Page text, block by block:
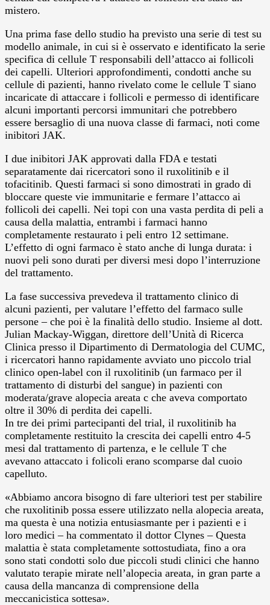
mistero.
Una prima fase dello studio ha previsto una serie di test su
modello animale, in cui si è osservato e identificato la serie
specifica di cellule T responsabili dell’attacco ai follicoli
dei capelli. Ulteriori approfondimenti, condotti anche su
cellule di pazienti, hanno rivelato come le cellule T siano
incaricate di attaccare i follicoli e permesso di identificare
alcuni importanti percorsi immunitari che potrebbero
essere bersaglio di una nuova classe di farmaci, noti come
inibitori JAK.
I due inibitori JAK approvati dalla FDA e testati
separatamente dai ricercatori sono il ruxolitinib e il
tofacitinib. Questi farmaci si sono dimostrati in grado di
bloccare queste vie immunitarie e fermare l’attacco ai
follicoli dei capelli. Nei topi con una vasta perdita di peli a
causa della malattia, entrambi i farmaci hanno
completamente restaurato i peli entro 12 settimane.
L’effetto di ogni farmaco è stato anche di lunga durata: i
nuovi peli sono durati per diversi mesi dopo l’interruzione
del trattamento.
La fase successiva prevedeva il trattamento clinico di
alcuni pazienti, per valutare l’effetto del farmaco sulle
persone – che poi è la finalità dello studio. Insieme al dott.
Julian Mackay-Wiggan, direttore dell’Unità di Ricerca
Clinica presso il Dipartimento di Dermatologia del CUMC,
i ricercatori hanno rapidamente avviato uno piccolo trial
clinico open-label con il ruxolitinib (un farmaco per il
trattamento di disturbi del sangue) in pazienti con
moderata/grave alopecia areata c che aveva comportato
oltre il 30% di perdita dei capelli.
In tre dei primi partecipanti del trial, il ruxolitinib ha
completamente restituito la crescita dei capelli entro 4-5
mesi dal trattamento di partenza, e le cellule T che
avevano attaccato i folicoli erano scomparse dal cuoio
capelluto.
«Abbiamo ancora bisogno di fare ulteriori test per stabilire
che ruxolitinib possa essere utilizzato nella alopecia areata,
ma questa è una notizia entusiasmante per i pazienti e i
loro medici – ha commentato il dottor Clynes – Questa
malattia è stata completamente sottostudiata, fino a ora
sono stati condotti solo due piccoli studi clinici che hanno
valutato terapie mirate nell’alopecia areata, in gran parte a
causa della mancanza di comprensione della
meccanicistica sottesa».